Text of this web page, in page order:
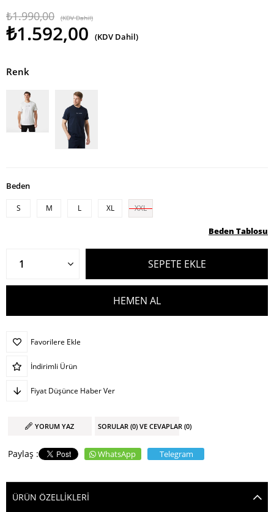
₺1.990,00 (KDV Dahil)
₺1.592,00 (KDV Dahil)
Renk
Beden
S M L XL XXL
Beden Tablosu
Favorilere Ekle
İndirimli Ürün
Fiyat Düşünce Haber Ver
YORUM YAZ SORULAR (0) VE CEVAPLAR (0)
WhatsApp Telegram
ÜRÜN ÖZELLIKLERI